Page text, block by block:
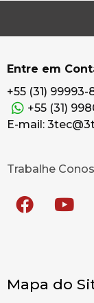
Entre em
+55 (31) 99993-
+55 (31)
E-mail:
Trabalhe
Mapa do